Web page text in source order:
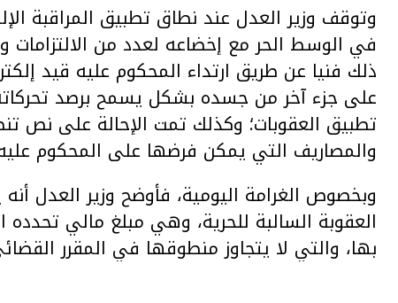
وتوقف وزير العدل عند نطاق تطبيق المراقبة
في الوسط الحر مع إخضاعه لعدد من الالتزامات
ذلك فنيا عن طريق ارتداء المحكوم عليه قيد
على جزء آخر من جسده بشكل يسمح برصد
تطبيق العقوبات؛ وكذلك تمت الإحالة على نص
والمصاريف التي يمكن فرضها على المحكوم
وبخصوص الغرامة اليومية، فأوضح وزير العدل
العقوبة السالبة للحرية، وهي مبلغ مالي
بها، والتي لا يتجاوز منطوقها في المقرر